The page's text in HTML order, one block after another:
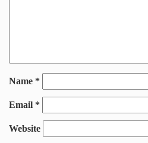
Name *
Email *
Website